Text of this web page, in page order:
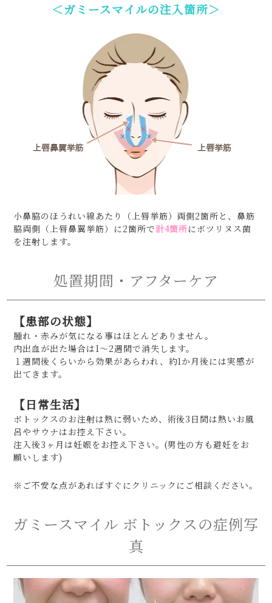
＜ガミースマイルの注入箇所＞
小鼻脇のほうれい線あたり（上唇挙筋）両側2箇所と、鼻筋
脇両側（上唇鼻翼挙筋）に2箇所で計4箇所にボツリヌス菌
を注射します。
処置期間・アフターケア
【患部の状態】
腫れ・赤みが気になる事はほとんどありません。
内出血が出た場合は1～2週間で消失します。
１週間後くらいから効果があらわれ、約1か月後には実感が
出てきます。
【日常生活】
ボトックスのお注射は熱に弱いため、術後3日間は熱いお風
呂やサウナはお控え下さい。
注入後3ヶ月は妊娠をお控え下さい。(男性の方も避妊をお
願いします)
※ご不安な点があればすぐにクリニックにご相談ください。
ガミースマイル ボトックスの症例写
真